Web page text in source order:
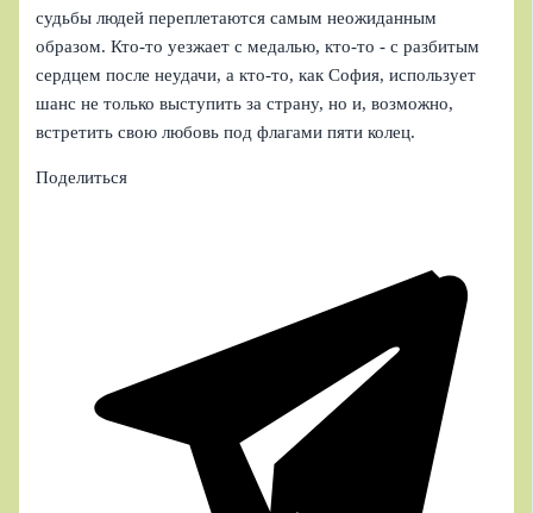
судьбы людей переплетаются самым неожиданным
образом. Кто-то уезжает с медалью, кто-то - с разбитым
сердцем после неудачи, а кто-то, как София, использует
шанс не только выступить за страну, но и, возможно,
встретить свою любовь под флагами пяти колец.
Поделиться